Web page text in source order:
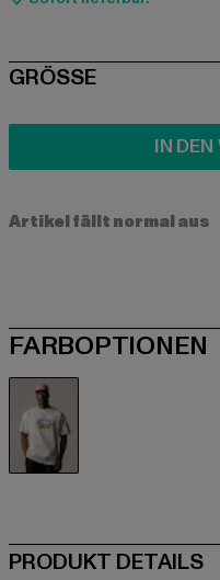
SIZE
GRÖSSE
IN
Artikel fällt normal aus
FARBOPTIONEN
PRODUKT DETAILS